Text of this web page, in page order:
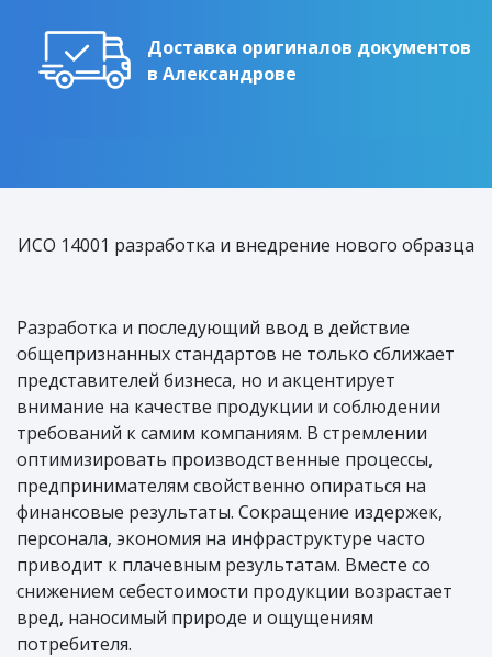
Доставка оригиналов документов
в Александрове
ИСО 14001 разработка и внедрение нового образца
Разработка и последующий ввод в действие
общепризнанных стандартов не только сближает
представителей бизнеса, но и акцентирует
внимание на качестве продукции и соблюдении
требований к самим компаниям. В стремлении
оптимизировать производственные процессы,
предпринимателям свойственно опираться на
финансовые результаты. Сокращение издержек,
персонала, экономия на инфраструктуре часто
приводит к плачевным результатам. Вместе со
снижением себестоимости продукции возрастает
вред, наносимый природе и ощущениям
потребителя.